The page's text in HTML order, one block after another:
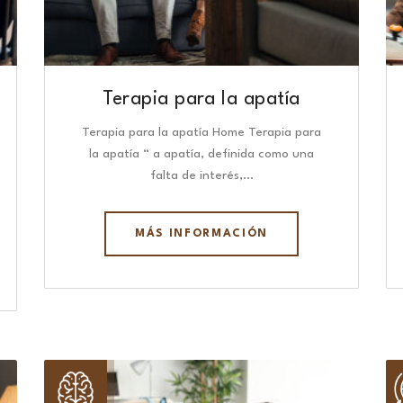
Terapia para la apatía
Terapia para la apatía Home Terapia para
la apatía “ a apatía, definida como una
falta de interés,…
MÁS INFORMACIÓN